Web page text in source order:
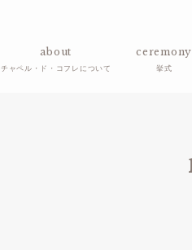
about
チャペル・ド・コフレについて
ceremony
挙式